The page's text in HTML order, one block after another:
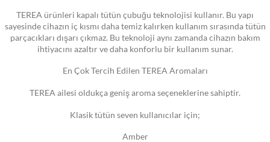
TEREA ürünleri kapalı tütün çubuğu teknolojisi kullanır. Bu yapı
sayesinde cihazın iç kısmı daha temiz kalırken kullanım sırasında tütün
parçacıkları dışarı çıkmaz. Bu teknoloji aynı zamanda cihazın bakım
ihtiyacını azaltır ve daha konforlu bir kullanım sunar.
En Çok Tercih Edilen TEREA Aromaları
TEREA ailesi oldukça geniş aroma seçeneklerine sahiptir.
Klasik tütün seven kullanıcılar için;
Amber